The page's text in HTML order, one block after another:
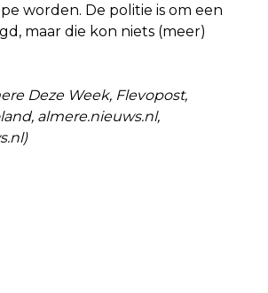
worden. De politie is om een
maar die kon niets (meer)
Deze Week, Flevopost,
almere.nieuws.nl,